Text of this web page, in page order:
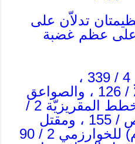
تدلاّن على
عظم غضبة
(1) تاريخ ابن عساكر 4 / 339 ،
والخصائص الكبرى 2 / 126 ، والصواعق
المحرقة / 116 ، والخطط المقريزيّة 2 /
289 ، وتذكرة الخواص / 155 ، ومقتل
الحسين (عليه السّلام) للخوارزمي 2 / 90